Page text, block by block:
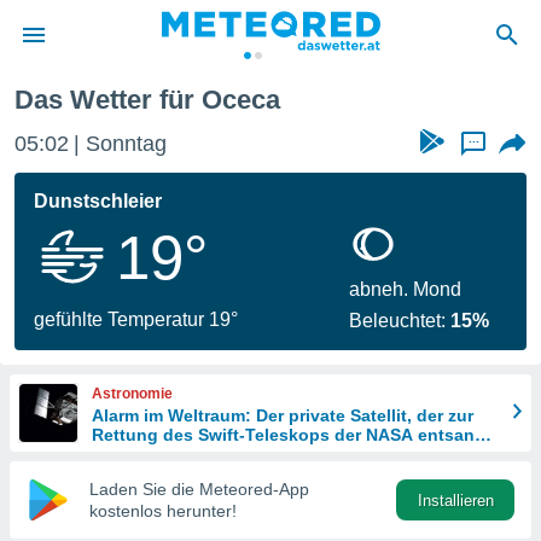
wurde
dass
sind.
diese
Das Wetter für Oceca
05:02 Sonntag ...
Dunstschleier
19°
gefühlte Temperatur 19°
abneh. Mond
Beleuchtet: 15%
Astronomie
Alarm im Weltraum: Der private Satellit, der zur
Rettung des Swift-Teleskops der NASA entsandt
Laden Sie die Meteored-App
kostenlos herunter!
Installieren